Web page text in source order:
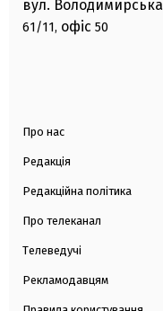
вул. Володимирська
61/11, офіс 50
Про нас
Редакція
Редакційна політика
Про телеканал
Телеведучі
Рекламодавцям